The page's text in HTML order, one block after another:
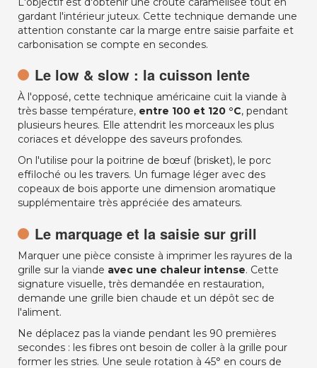
gardant l'intérieur juteux. Cette technique demande une
attention constante car la marge entre saisie parfaite et
carbonisation se compte en secondes.
Le low & slow : la cuisson lente
À l'opposé, cette technique américaine cuit la viande à
très basse température, entre 100 et 120 °C, pendant
plusieurs heures. Elle attendrit les morceaux les plus
coriaces et développe des saveurs profondes.
On l'utilise pour la poitrine de bœuf (brisket), le porc
effiloché ou les travers. Un fumage léger avec des
copeaux de bois apporte une dimension aromatique
supplémentaire très appréciée des amateurs.
Le marquage et la saisie sur grill
Marquer une pièce consiste à imprimer les rayures de la
grille sur la viande avec une chaleur intense. Cette
signature visuelle, très demandée en restauration,
demande une grille bien chaude et un dépôt sec de
l'aliment.
Ne déplacez pas la viande pendant les 90 premières
secondes : les fibres ont besoin de coller à la grille pour
former les stries. Une seule rotation à 45° en cours de